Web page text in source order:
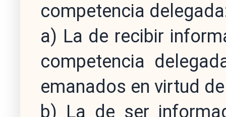
competencia
a) La de recibir
competencia
emanados en virtud
b) La de ser